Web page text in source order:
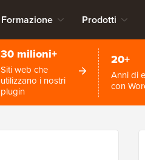
Formazione Prodotti
30 milioni+
Siti web che
utilizzano i nostri
plugin
20+
Anni di
con